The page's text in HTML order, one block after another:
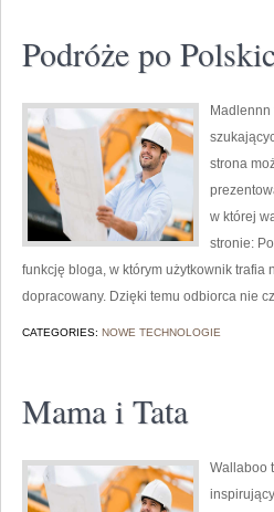
Podróże po
strona
w której
stronie:
funkcję bloga, w którym użytkownik trafia
dopracowany. Dzięki temu odbiorca nie
CATEGORIES: NOWE TECHNOLOGIE
Mama i Tata
Wallaboo